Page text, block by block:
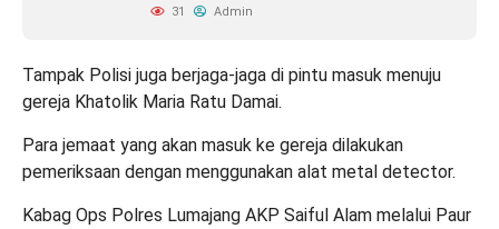
31 Admin
Tampak Polisi juga berjaga-jaga di pintu masuk menuju
gereja Khatolik Maria Ratu Damai.
Para jemaat yang akan masuk ke gereja dilakukan
pemeriksaan dengan menggunakan alat metal detector.
Kabag Ops Polres Lumajang AKP Saiful Alam melalui Paur